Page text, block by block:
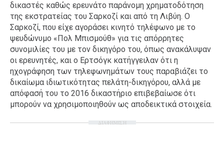
δικαστές καθώς ερευνάτο παράνομη χρηματοδότηση
της εκστρατείας του Σαρκοζί και από τη Λιβύη. Ο
Σαρκοζί, που είχε αγοράσει κινητό τηλέφωνο με το
ψευδώνυμο «Πολ Μπισμούθ» για τις απόρρητες
συνομιλίες του με τον δικηγόρο του, όπως ανακάλυψαν
οι ερευνητές, και ο Ερτσόγκ κατήγγειλαν ότι η
ηχογράφηση των τηλεφωνημάτων τους παραβιάζει το
δικαίωμα ιδιωτικότητας πελάτη-δικηγόρου, αλλά με
απόφασή του το 2016 δικαστήριο επιβεβαίωσε ότι
μπορούν να χρησιμοποιηθούν ως αποδεικτικά στοιχεία.
ΔΙΑΦΗΜΙΣΗ